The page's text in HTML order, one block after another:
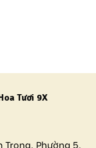
Tươi 9X
Trọng, Phường 5,